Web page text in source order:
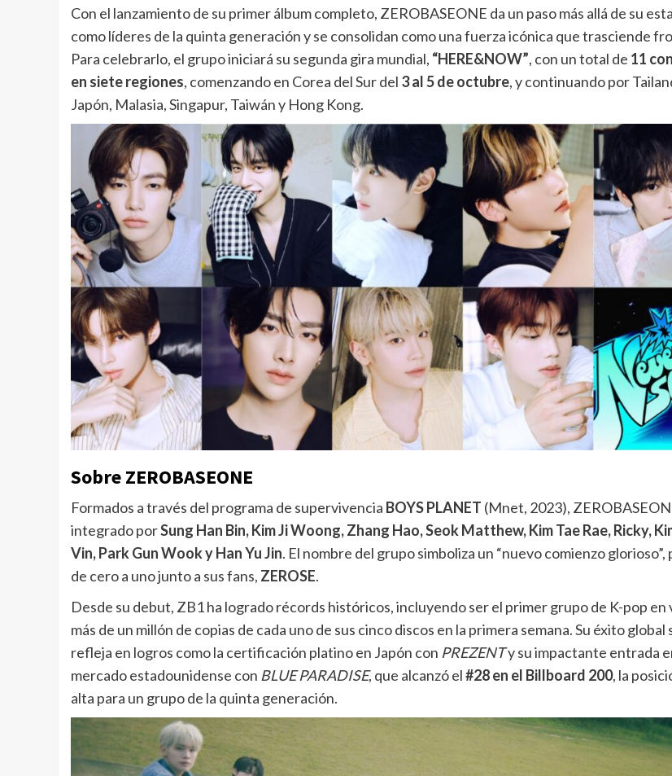
Con el lanzamiento de su primer álbum completo, ZEROBASEONE da un paso más allá de su
como líderes de la quinta generación y se consolidan como una fuerza icónica que trasciende
Para celebrarlo, el grupo iniciará su segunda gira mundial, “HERE&NOW”, con un total de 11
en siete regiones, comenzando en Corea del Sur del 3 al 5 de octubre, y continuando por
Japón, Malasia, Singapur, Taiwán y Hong Kong.
Sobre ZEROBASEONE
Formados a través del programa de supervivencia BOYS PLANET (Mnet, 2023),
integrado porSung Han Bin, Kim Ji Woong, Zhang Hao, Seok Matthew, Kim Tae Rae, Ricky,
Vin, Park Gun Wook y Han Yu Jin. El nombre del grupo simboliza un “nuevo comienzo glorioso”,
de cero a uno junto a sus fans, ZEROSE.
Desde su debut, ZB1 ha logrado récords históricos, incluyendo ser el primer grupo de K-pop en
más de un millón de copias de cada uno de sus cinco discos en la primera semana. Su éxito global
refleja en logros como la certificación platino en Japón con PREZENTy su impactante entrada
mercado estadounidense con BLUE PARADISE, que alcanzó el#28 en el Billboard 200, la
alta para un grupo de la quinta generación.